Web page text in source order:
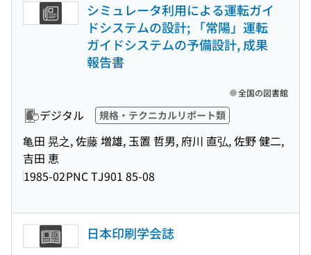
シミュレータ利用による運転ガイ
ドシステムの設計; 「常陽」運転
ガイドシステムの予備設計, 成果
報告書
デジタル 規格・テクニカルリポート類
亀田 晃之, 佐藤 増雄, 玉置 哲男, 府川 直弘, 佐野 健二,
吉田 恵
1985-02PNC TJ901 85-08
全国の図書館
日本印刷学会誌